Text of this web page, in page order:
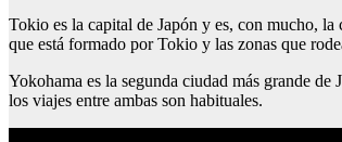
Tokio es la capital de Japón y es, con mucho,
que está formado por Tokio y las zonas que
Yokohama es la segunda ciudad más grande
los viajes entre ambas son habituales.